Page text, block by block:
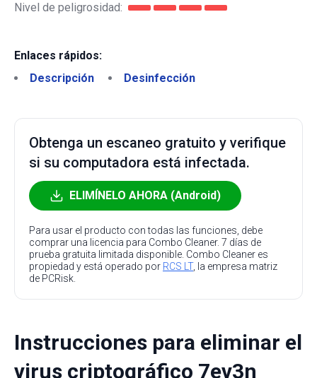
Nivel de peligrosidad:
Enlaces rápidos:
Descripción
Desinfección
Obtenga un escaneo gratuito y verifique
si su computadora está infectada.
ELIMÍNELO AHORA (Android)
Para usar el producto con todas las funciones, debe
comprar una licencia para Combo Cleaner. 7 días de
prueba gratuita limitada disponible. Combo Cleaner es
propiedad y está operado por RCS LT, la empresa matriz
de PCRisk.
Instrucciones para eliminar el
virus criptográfico 7ev3n